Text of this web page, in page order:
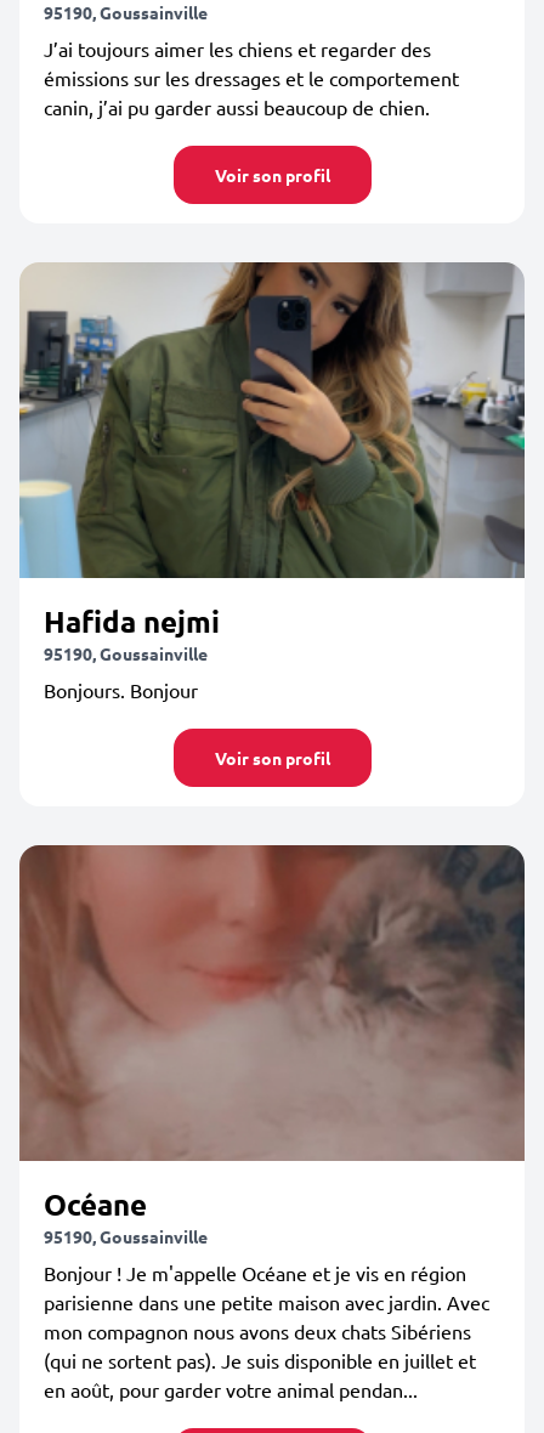
95190, Goussainville
J’ai toujours aimer les chiens et regarder des
émissions sur les dressages et le comportement
canin, j’ai pu garder aussi beaucoup de chien.
Voir son profil
Hafida nejmi
95190, Goussainville
Bonjours. Bonjour
Voir son profil
Océane
95190, Goussainville
Bonjour ! Je m'appelle Océane et je vis en région
parisienne dans une petite maison avec jardin. Avec
mon compagnon nous avons deux chats Sibériens
(qui ne sortent pas). Je suis disponible en juillet et
en août, pour garder votre animal pendan...